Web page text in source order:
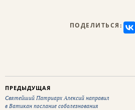
ПОДЕЛИТЬСЯ:
ПРЕДЫДУЩАЯ
Святейший Патриарх Алексий направил
в Ватикан послание соболезнования